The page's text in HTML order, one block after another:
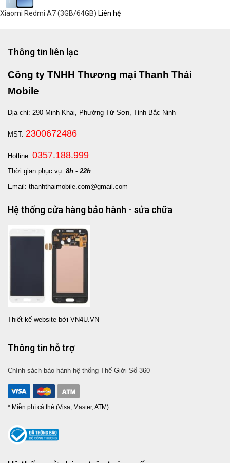
Xiaomi Redmi A7 (3GB/64GB) Liên hệ
Thông tin liên lạc
Công ty TNHH Thương mại Thanh Thái
Mobile
Địa chỉ: 290 Minh Khai, Phường Từ Sơn, Tỉnh Bắc Ninh
MST: 2300672486
Hotline: 0357.188.999
Thời gian phục vụ: 8h - 22h
Email: thanhthaimobile.com@gmail.com
Hệ thống cửa hàng bảo hành - sửa chữa
Thiết kế website bởi VN4U.VN
Thông tin hỗ trợ
Chính sách bảo hành hệ thống Thế Giới Số 360
* Miễn phí cà thẻ (Visa, Master, ATM)